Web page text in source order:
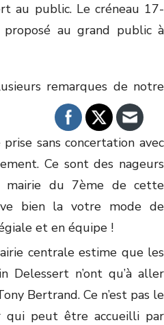
au public. Le créneau 17-
au grand public à
remarques de notre
sans concertation avec
Ce sont des nageurs
du 7ème de cette
bien la votre mode de
et en équipe !
centrale estime que les
Delessert n’ont qu’à aller
Bertrand. Ce n’est pas le
qui peut être accueilli par